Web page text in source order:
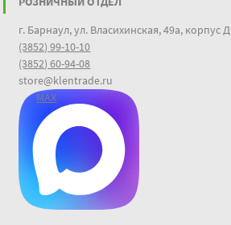
г. Барнаул, ул. Власихинская, 49а, корпус Д
(3852) 99-10-10
(3852) 60-94-08
store@klentrade.ru
MAX